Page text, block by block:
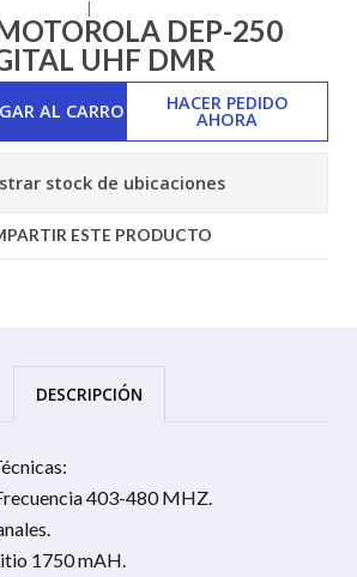
DEP-250
UHF DMR
AL CARRO HACER PEDIDO
AHORA
stock de ubicaciones
ESTE PRODUCTO
DESCRIPCIÓN
403-480 MHZ.
1750 mAH.